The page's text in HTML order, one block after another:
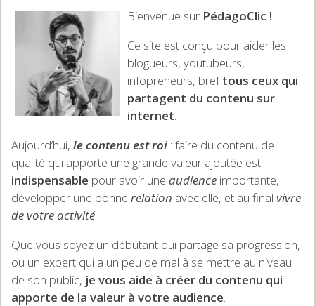
Bienvenue sur PédagoClic !
Ce site est conçu pour aider les
blogueurs, youtubeurs,
infopreneurs, breftous ceux qui
partagent du contenu sur
internet.
Aujourd’hui, le contenu est roi : faire du contenu de
qualité qui apporte une grande valeur ajoutée est
indispensable pour avoir une audience importante,
développer une bonne relation avec elle, et au final vivre
de votre activité.
Que vous soyez un débutant qui partage sa progression,
ou un expert qui a un peu de mal à se mettre au niveau
de son public, je vous aide à créer du contenu qui
apporte de la valeur à votre audience.